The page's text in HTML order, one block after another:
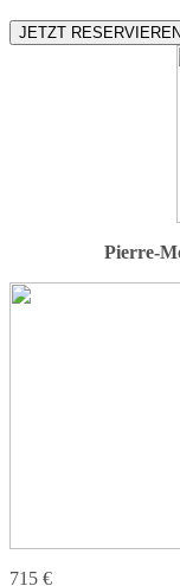
JETZT RESERVIEREN
Pierre-
715 €